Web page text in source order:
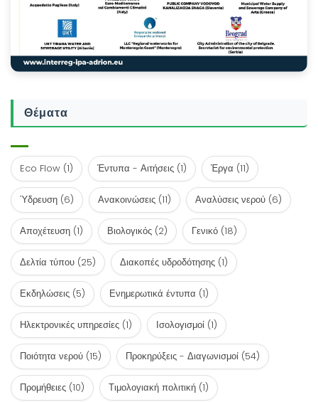
Θέματα
Eco Flow (1) Έντυπα - Αιτήσεις (1) Έργα (11)
Ύδρευση (6) Ανακοινώσεις (11) Αναλύσεις νερού (6)
Αποχέτευση (1) Βιολογικός (2) Γενικό (18)
Δελτία τύπου (25) Διακοπές υδροδότησης (1)
Εκδηλώσεις (5) Ενημερωτικά έντυπα (1)
Ηλεκτρονικές υπηρεσίες (1) Ισολογισμοί (1)
Ποιότητα νερού (15) Προκηρύξεις - Διαγωνισμοί (54)
Προμήθειες (10) Τιμολογιακή πολιτική (1)